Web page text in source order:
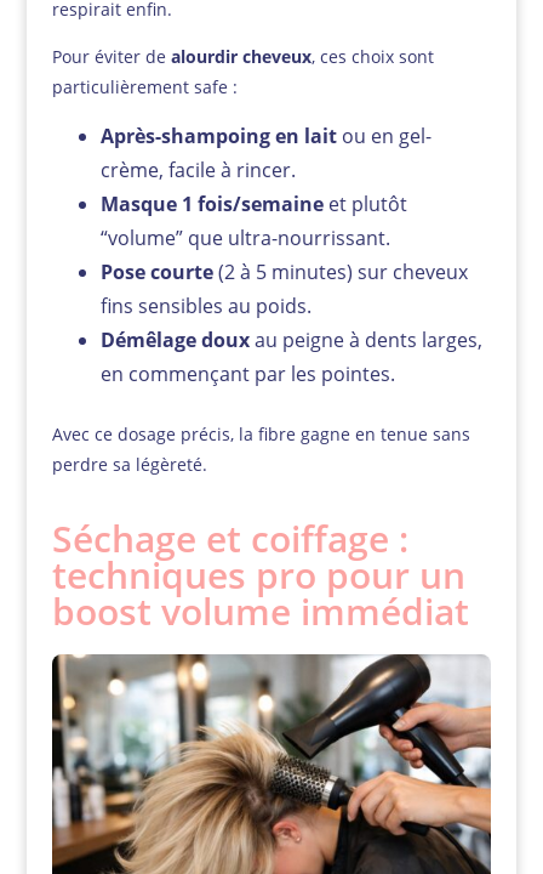
respirait enfin.
Pour éviter de alourdir cheveux, ces choix sont
particulièrement safe :
Après-shampoing en laitou en gel-
crème, facile à rincer.
Masque 1 fois/semaineet plutôt
“volume” que ultra-nourrissant.
Pose courte(2 à 5 minutes) sur cheveux
fins sensibles au poids.
Démêlage douxau peigne à dents larges,
en commençant par les pointes.
Avec ce dosage précis, la fibre gagne en tenue sans
perdre sa légèreté.
Séchage et coiffage :
techniques pro pour un
boost volume immédiat